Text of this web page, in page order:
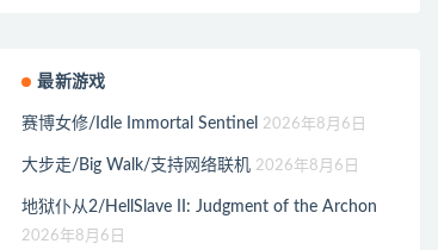
最新游戏
赛博女修/Idle Immortal Sentinel 2026年8月6日
大步走/Big Walk/支持网络联机 2026年8月6日
地狱仆从2/HellSlave II: Judgment of the Archon
2026年8月6日